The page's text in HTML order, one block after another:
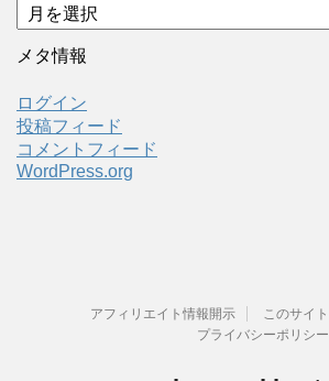
ア
ー
カ
ブ
メタ情報
ログイン
投稿フィード
コメントフィード
WordPress.org
アフィリエイト情報開示 このサイト
プライバシーポリシー